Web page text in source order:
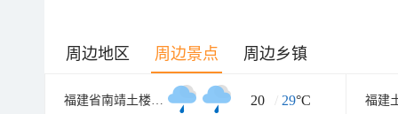
周边地区 周边景点 周边乡镇
福建省南靖土楼博物馆 20 / 29°C